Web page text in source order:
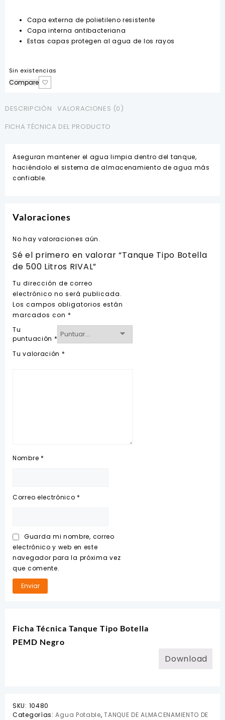
Capa externa de polietileno resistente
Capa interna antibacteriana
Estas capas protegen al agua de los rayos
Sin existencias
Compare
DESCRIPCIÓN
VALORACIONES (0)
FICHA TÉCNICA DEL PRODUCTO
Aseguran mantener el agua limpia dentro del tanque,
haciéndolo el sistema de almacenamiento de agua más
confiable.
Valoraciones
No hay valoraciones aún.
Sé el primero en valorar “Tanque Tipo Botella
de 500 Litros RIVAL”
Tu dirección de correo
electrónico no será publicada.
Los campos obligatorios están
marcados con *
Tu
puntuación *
Tu valoración *
Nombre *
Correo electrónico *
Guarda mi nombre, correo
electrónico y web en este
navegador para la próxima vez
que comente.
Ficha Técnica Tanque Tipo Botella
PEMD Negro
Download
SKU: 10480
Categorías:Agua Potable,TANQUE DE ALMACENAMIENTO DE